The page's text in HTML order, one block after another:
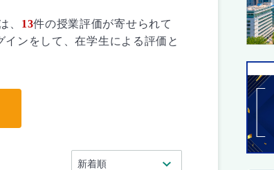
、 13件の授業評価が寄せられて
インをして、在学生による評価と